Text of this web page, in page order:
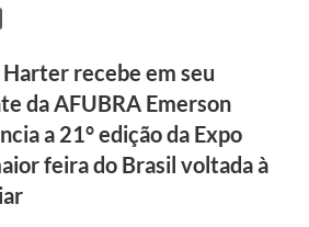
recebe em seu
da AFUBRA Emerson
a 21° edição da Expo
feira do Brasil voltada à